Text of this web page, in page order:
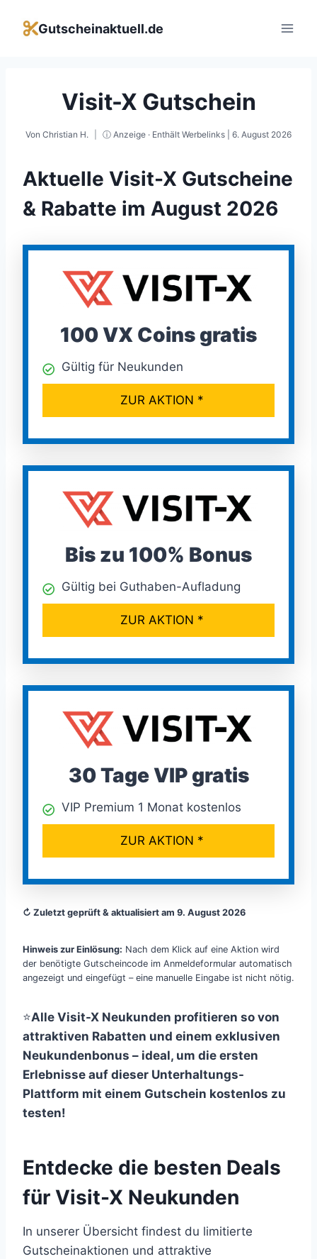
Inhalt Gutscheinaktuell.de
Visit-X Gutschein
Von Christian H. ⓘ Anzeige · Enthält Werbelinks | 6. August 2026
Aktuelle Visit-X Gutscheine
& Rabatte im August 2026
100 VX Coins gratis
Gültig für Neukunden
ZUR AKTION *
Bis zu 100% Bonus
Gültig bei Guthaben-Aufladung
ZUR AKTION *
30 Tage VIP gratis
VIP Premium 1 Monat kostenlos
ZUR AKTION *
↻ Zuletzt geprüft & aktualisiert am 9. August 2026
Hinweis zur Einlösung: Nach dem Klick auf eine Aktion wird
der benötigte Gutscheincode im Anmeldeformular automatisch
angezeigt und eingefügt – eine manuelle Eingabe ist nicht nötig.
⭐️Alle Visit-X Neukunden profitieren so von
attraktiven Rabatten und einem exklusiven
Neukundenbonus – ideal, um die ersten
Erlebnisse auf dieser Unterhaltungs-
Plattform mit einem Gutschein kostenlos zu
testen!
Entdecke die besten Deals
für Visit-X Neukunden
In unserer Übersicht findest du limitierte
Gutscheinaktionen und attraktive